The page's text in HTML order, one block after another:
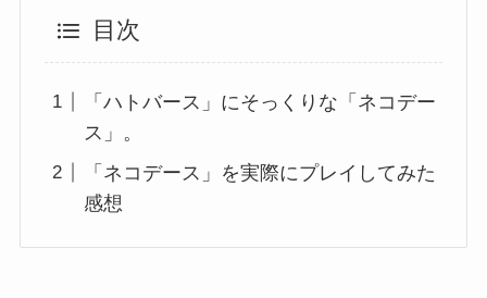
目次
「ハトバース」にそっくりな「ネコデー
ス」。
「ネコデース」を実際にプレイしてみた
感想